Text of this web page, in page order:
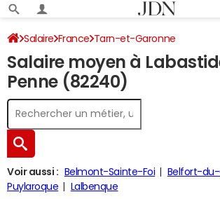
Salaire France Tarn-et-Garonne
Salaire moyen à
Penne (82240)
Voir aussi : Belmont-Sainte-Foi
Belfort-
Puylaroque
Lalbenque